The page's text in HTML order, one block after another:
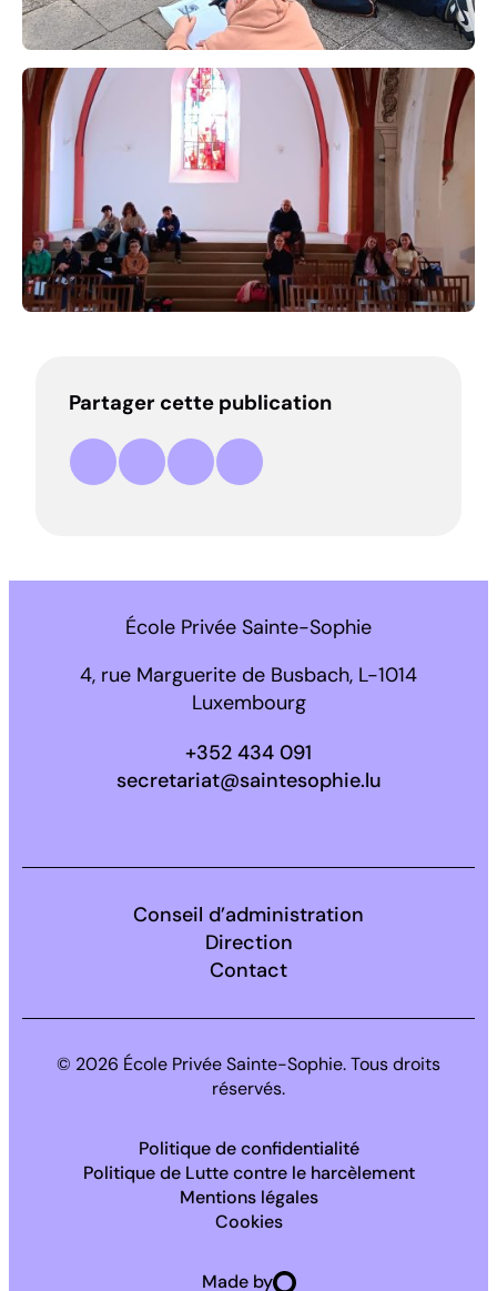
Partager cette publication
Partager sur Facebook
Partager sur LinkedIn
Partager par e-mail
Copier le lien
École Privée Sainte-Sophie
4, rue Marguerite de Busbach, L-1014
Luxembourg
+352 434 091
secretariat@saintesophie.lu
Conseil d’administration
Direction
Contact
© 2026 École Privée Sainte-Sophie. Tous droits
réservés.
Politique de confidentialité
Politique de Lutte contre le harcèlement
Mentions légales
Cookies
Made by